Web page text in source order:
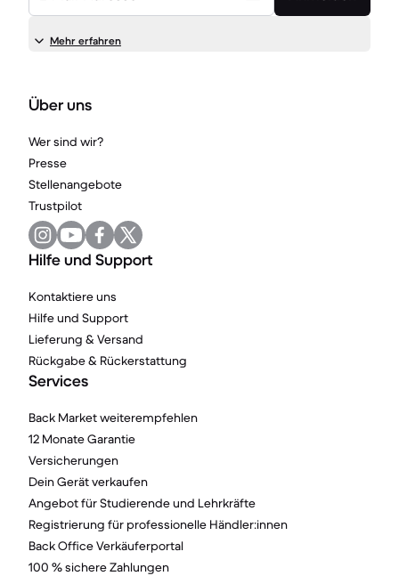
Mehr erfahren
Über uns
Wer sind wir?
Presse
Stellenangebote
Trustpilot
Hilfe und Support
Kontaktiere uns
Hilfe und Support
Lieferung & Versand
Rückgabe & Rückerstattung
Services
Back Market weiterempfehlen
12 Monate Garantie
Versicherungen
Dein Gerät verkaufen
Angebot für Studierende und Lehrkräfte
Registrierung für professionelle Händler:innen
Back Office Verkäuferportal
100 % sichere Zahlungen